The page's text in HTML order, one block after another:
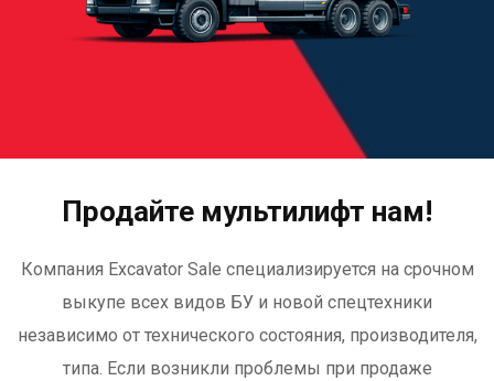
Продайте мультилифт нам!
Компания Excavator Sale специализируется на срочном
выкупе всех видов БУ и новой спецтехники
независимо от технического состояния, производителя,
типа. Если возникли проблемы при продаже